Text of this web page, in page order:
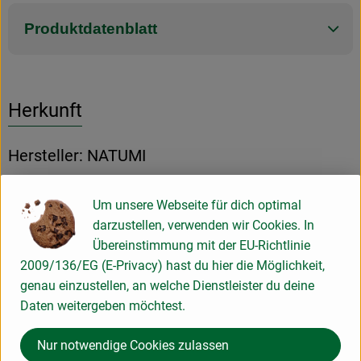
Produktdatenblatt
Herkunft
Hersteller: NATUMI
Natumi GmbH
D 53840 Troisdorf
Um unsere Webseite für dich optimal
darzustellen, verwenden wir Cookies. In
Übereinstimmung mit der EU-Richtlinie
2009/136/EG (E-Privacy) hast du hier die Möglichkeit,
genau einzustellen, an welche Dienstleister du deine
Daten weitergeben möchtest.
Nur notwendige Cookies zulassen